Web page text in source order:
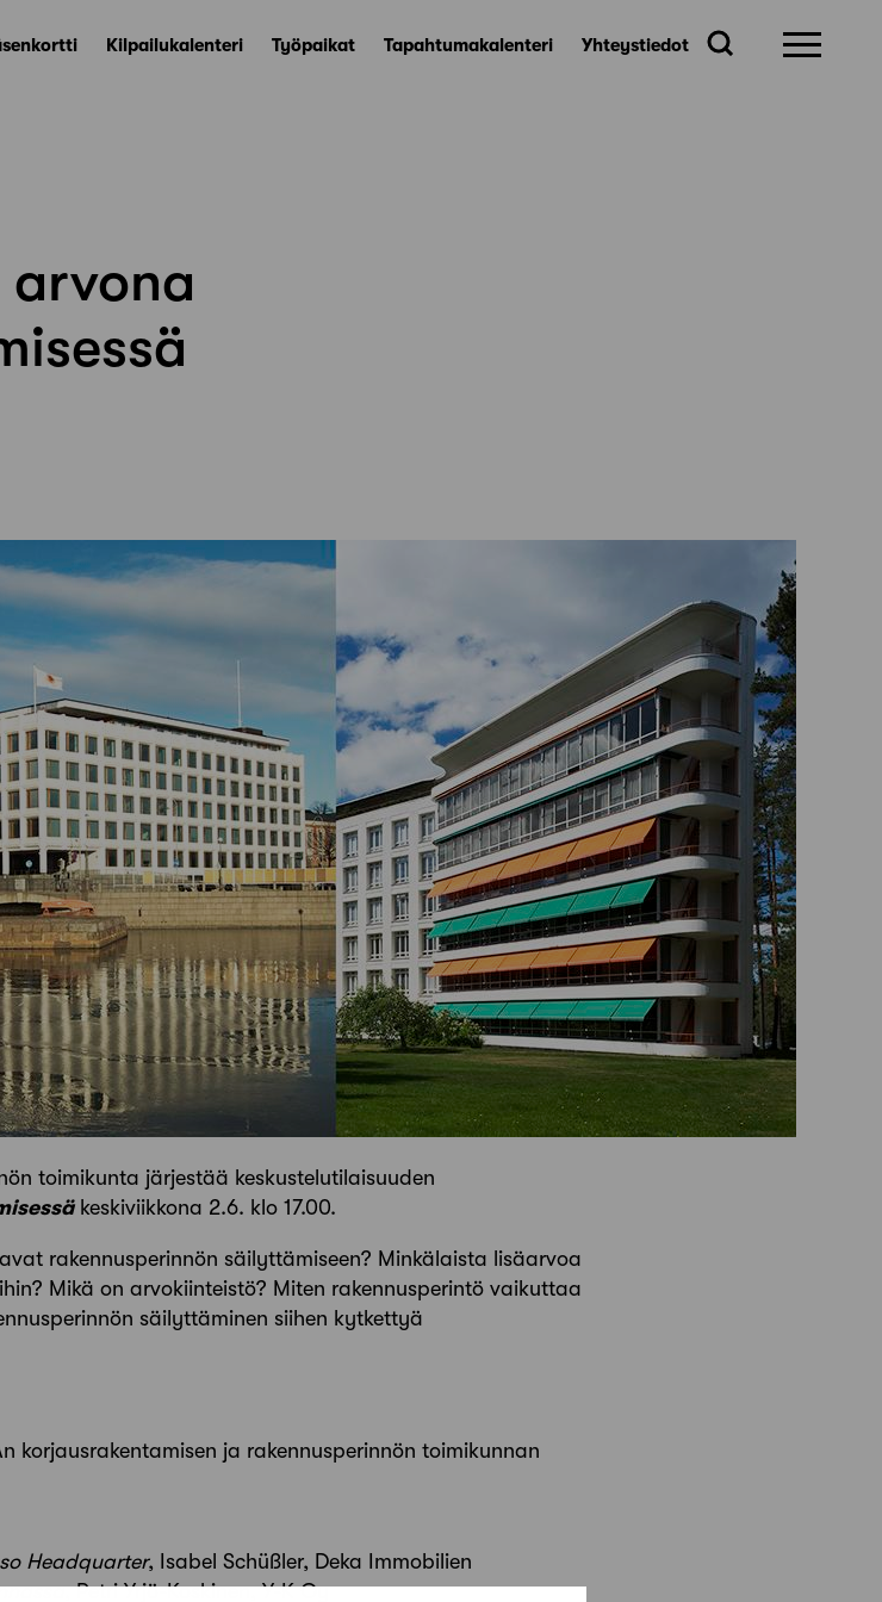
Kilpailukalenteri Työpaikat Tapahtumakalenteri Yhteystiedot
arvona
toimikunta järjestää keskustelutilaisuuden
keskiviikkona 2.6. klo 17.00.
rakennusperinnön säilyttämiseen? Minkälaista lisäarvoa
Mikä on arvokiinteistö? Miten rakennusperintö vaikuttaa
säilyttäminen siihen kytkettyä
korjausrakentamisen ja rakennusperinnön toimikunnan
Headquarter, Isabel Schüßler, Deka Immobilien
, Petri Yrjö-Koskinen, Y-K Oy